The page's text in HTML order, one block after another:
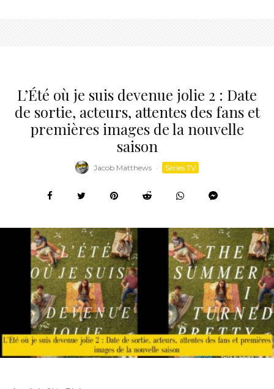
L’Été où je suis devenue jolie 2 : Date
de sortie, acteurs, attentes des fans et
premières images de la nouvelle
saison
Jacob Matthews · Séries TV